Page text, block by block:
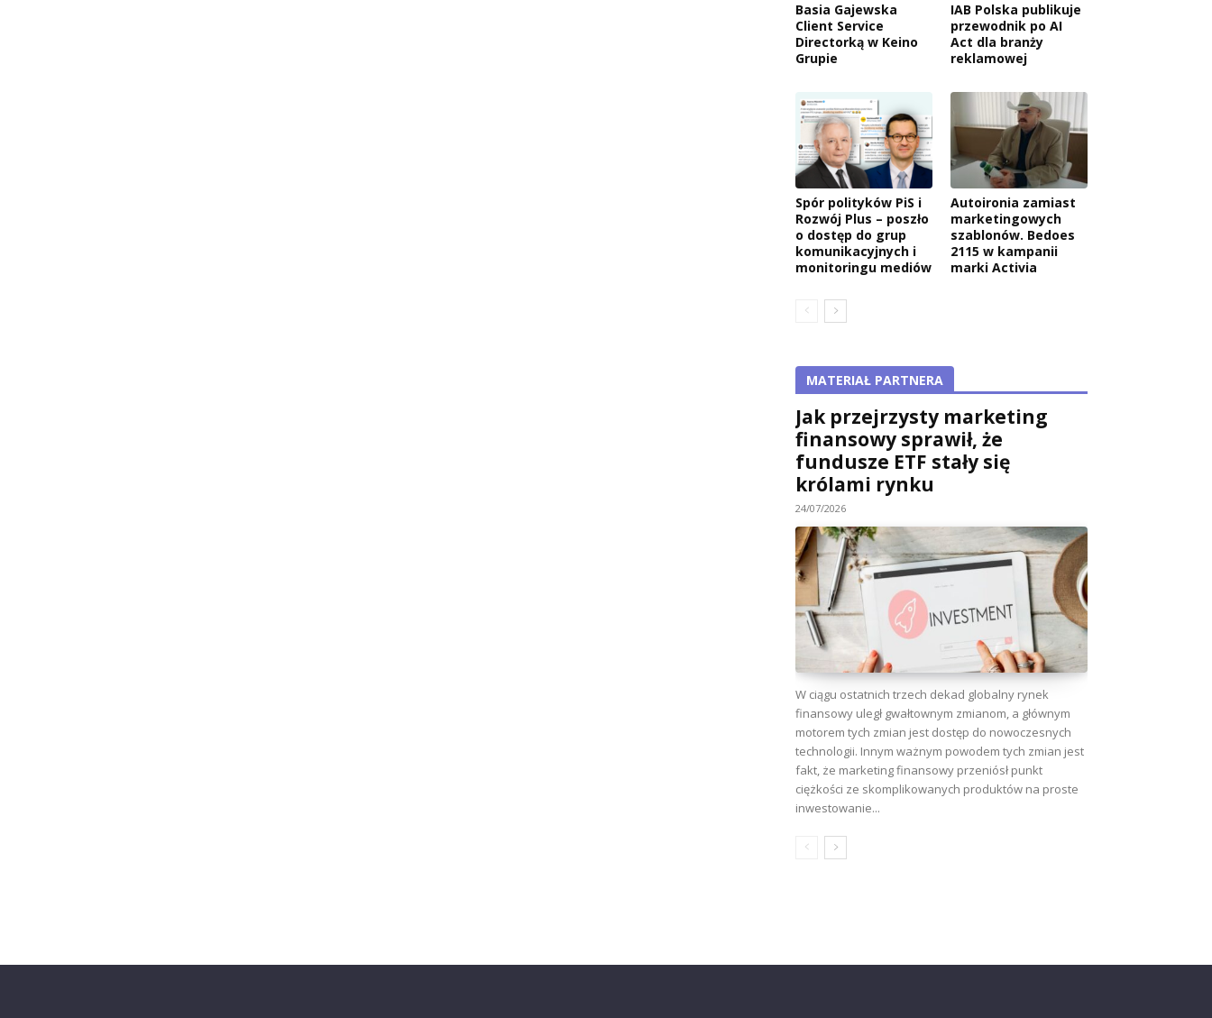
Basia Gajewska
Client Service
Directorką w Keino
Grupie
IAB Polska publikuje
przewodnik po AI
Act dla branży
reklamowej
Spór polityków PiS i
Rozwój Plus – poszło
o dostęp do grup
komunikacyjnych i
monitoringu mediów
Autoironia zamiast
marketingowych
szablonów. Bedoes
2115 w kampanii
marki Activia
MATERIAŁ PARTNERA
Jak przejrzysty marketing
finansowy sprawił, że
fundusze ETF stały się
królami rynku
24/07/2026
W ciągu ostatnich trzech dekad globalny rynek
finansowy uległ gwałtownym zmianom, a głównym
motorem tych zmian jest dostęp do nowoczesnych
technologii. Innym ważnym powodem tych zmian jest
fakt, że marketing finansowy przeniósł punkt
ciężkości ze skomplikowanych produktów na proste
inwestowanie...